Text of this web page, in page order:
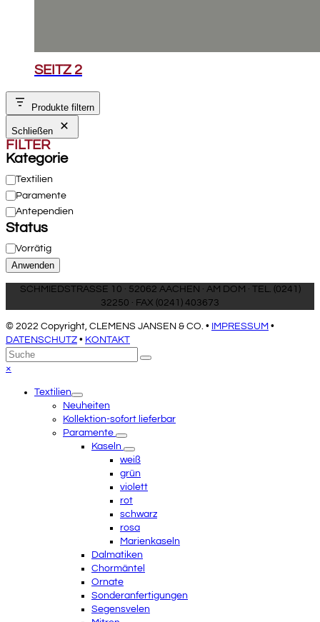
SEITZ 2
Produkte filtern
Schließen
FILTER
Kategorie
Kategorie
Textilien
Paramente
Antependien
Status
Verfügbarkeit
Vorrätig
Anwenden
SCHMIEDSTRASSE 10 · 52062 AACHEN · AM DOM · TEL. (0241)
32250 · FAX (0241) 403673
© 2022 Copyright, CLEMENS JANSEN & CO. • IMPRESSUM •
DATENSCHUTZ • KONTAKT
An
den
scrollen
Suche
Senden
×
menuTextilien
Neuheiten
Kollektion-sofort lieferbar
Paramente
Kaseln
weiß
grün
violett
rot
schwarz
rosa
Marienkaseln
Dalmatiken
Chormäntel
Ornate
Sonderanfertigungen
Segensvelen